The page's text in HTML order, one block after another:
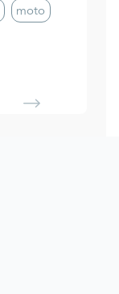
moto